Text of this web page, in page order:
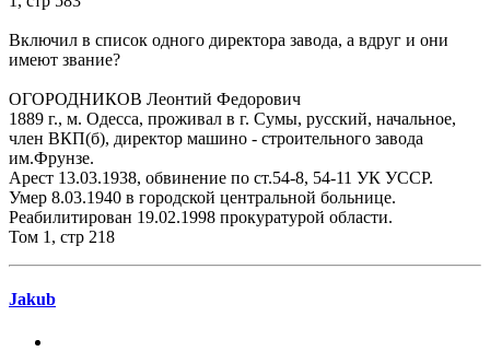
Включил в список одного директора завода, а вдруг и они
имеют звание?
ОГОРОДНИКОВ Леонтий Федорович
1889 г., м. Одесса, проживал в г. Сумы, русский, начальное,
член ВКП(б), директор машино - строительного завода
им.Фрунзе.
Арест 13.03.1938, обвинение по ст.54-8, 54-11 УК УССР.
Умер 8.03.1940 в городской центральной больнице.
Реабилитирован 19.02.1998 прокуратурой области.
Том 1, стр 218
Jakub